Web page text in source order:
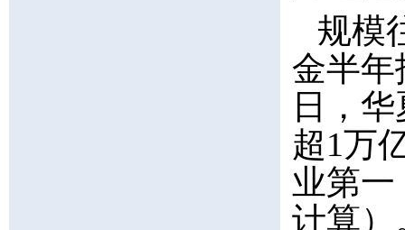
规模
金半年
日，
超1万
业第一
计算）